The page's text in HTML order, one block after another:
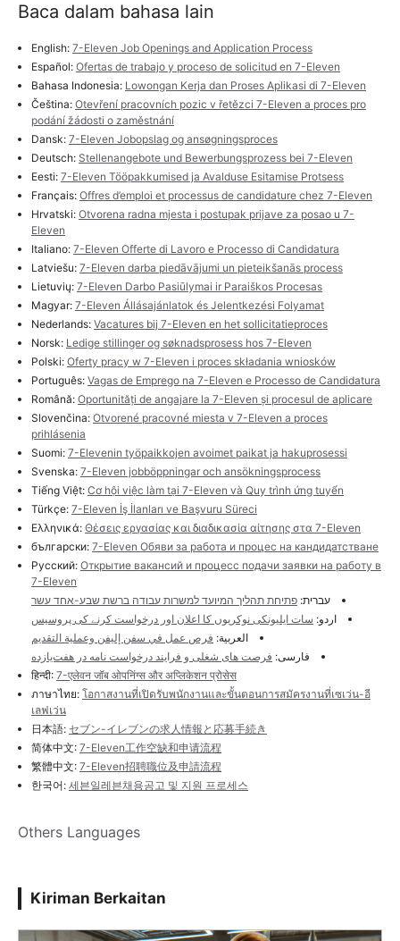
Baca dalam bahasa lain
English: 7-Eleven Job Openings and Application Process
Español: Ofertas de trabajo y proceso de solicitud en 7-Eleven
Bahasa Indonesia: Lowongan Kerja dan Proses Aplikasi di 7-Eleven
Čeština: Otevření pracovních pozic v řetězci 7-Eleven a proces pro
podání žádosti o zaměstnání
Dansk: 7-Eleven Jobopslag og ansøgningsproces
Deutsch: Stellenangebote und Bewerbungsprozess bei 7-Eleven
Eesti: 7-Eleven Tööpakkumised ja Avalduse Esitamise Protsess
Français: Offres d’emploi et processus de candidature chez 7-Eleven
Hrvatski: Otvorena radna mjesta i postupak prijave za posao u 7-
Eleven
Italiano: 7-Eleven Offerte di Lavoro e Processo di Candidatura
Latviešu: 7-Eleven darba piedāvājumi un pieteikšanās process
Lietuvių: 7-Eleven Darbo Pasiūlymai ir Paraiškos Procesas
Magyar: 7-Eleven Állásajánlatok és Jelentkezési Folyamat
Nederlands: Vacatures bij 7-Eleven en het sollicitatieproces
Norsk: Ledige stillinger og søknadsprosess hos 7-Eleven
Polski: Oferty pracy w 7-Eleven i proces składania wniosków
Português: Vagas de Emprego na 7-Eleven e Processo de Candidatura
Română: Oportunități de angajare la 7-Eleven și procesul de aplicare
Slovenčina: Otvorené pracovné miesta v 7-Eleven a proces
prihlásenia
Suomi: 7-Elevenin työpaikkojen avoimet paikat ja hakuprosessi
Svenska: 7-Eleven jobböppningar och ansökningsprocess
Tiếng Việt: Cơ hội việc làm tại 7-Eleven và Quy trình ứng tuyển
Türkçe: 7-Eleven İş İlanları ve Başvuru Süreci
Ελληνικά: Θέσεις εργασίας και διαδικασία αίτησης στα 7-Eleven
български: 7-Eleven Обяви за работа и процес на кандидатстване
Русский: Открытие вакансий и процесс подачи заявки на работу в
7-Eleven
עברית: פתיחת תהליך המיועד למשרות עבודה ברשת שבע-אחד עשר
اردو: سات ایلیونکی نوکریوں کا اعلان اور درخواست کرنے کی پروسیس
العربية: فرص عمل في سفن إليفن وعملية التقديم
فارسی: فرصت های شغلی و فرایند درخواست نامه در هفت‌یازده
हिन्दी: 7-एलेवन जॉब ओपनिंग्स और अप्लिकेशन प्रोसेस
ภาษาไทย: โอกาสงานที่เปิดรับพนักงานและขั้นตอนการสมัครงานที่เซเว่น-อี
เลฟเว่น
日本語: セブン-イレブンの求人情報と応募手続き
简体中文: 7-Eleven工作空缺和申请流程
繁體中文: 7-Eleven招聘職位及申請流程
한국어: 세븐일레븐채용공고 및 지원 프로세스
Others Languages
Kiriman Berkaitan